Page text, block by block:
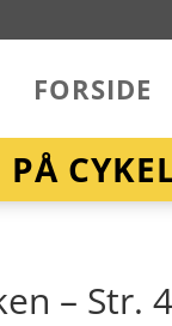
FORSIDE
– Str.